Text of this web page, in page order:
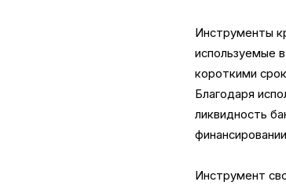
Инструменты
используемые
короткими
Благодаря
ликвидность
Инструмент